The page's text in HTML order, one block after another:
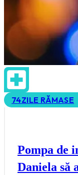
74ZILE RĂMASE
Pompa de
Daniela să